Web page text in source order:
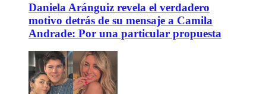
Daniela Aránguiz revela el verdadero
motivo detrás de su mensaje a Camila
Andrade: Por una particular propuesta